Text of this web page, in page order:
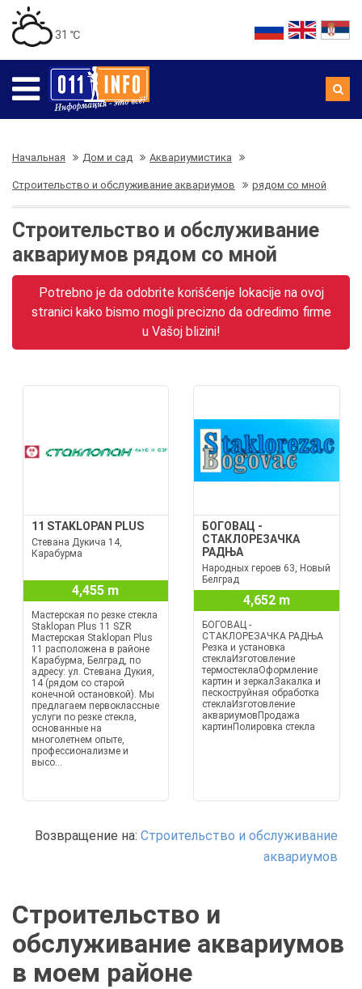
31 ℃
Начальная Дом и сад Аквариумистика
Строительство и обслуживание аквариумов рядом со мной
Строительство и обслуживание
аквариумов рядом со мной
Potrebno je da odobrite korišćenje lokacije na ovoj
stranici kako bismo mogli precizno da odredimo firme
u Vašoj blizini!
11 STAKLOPAN PLUS
Стевана Дукича 14,
Карабурма
4,455 m
Мастерская по резке стекла
Staklopan Plus 11 SZR
Мастерская Staklopan Plus
11 расположена в районе
Карабурма, Белград, по
адресу: ул. Стевана Дукия,
14 (рядом со старой
конечной остановкой). Мы
предлагаем первоклассные
услуги по резке стекла,
основанные на
многолетнем опыте,
профессионализме и
высо...
БОГОВАЦ -
СТАКЛОРЕЗАЧКА
РАДЊА
Народных героев 63, Новый
Белград
4,652 m
БОГОВАЦ -
СТАКЛОРЕЗАЧКА РАДЊА
Резка и установка
стеклаИзготовление
термостеклаОформление
картин и зеркалЗакалка и
пескоструйная обработка
стеклаИзготовление
аквариумовПродажа
картинПолировка стекла
Возвращение на: Строительство и обслуживание
аквариумов
Строительство и
обслуживание аквариумов
в моем районе